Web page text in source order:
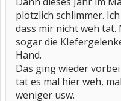
plötzlich schlimmer.
dass mir nicht weh
sogar die
Hand.
Das ging wieder
tat es mal hier weh,
weniger usw.